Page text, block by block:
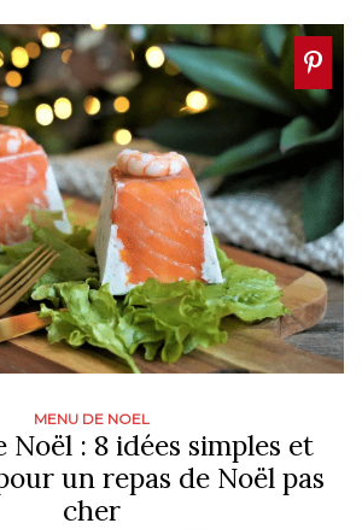
MENU DE NOEL
Noël : 8 idées simples et
un repas de Noël pas
cher